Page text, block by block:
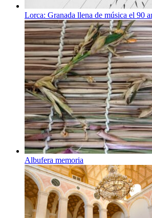
Lorca: Granada llena de música el 90
Albufera memoria